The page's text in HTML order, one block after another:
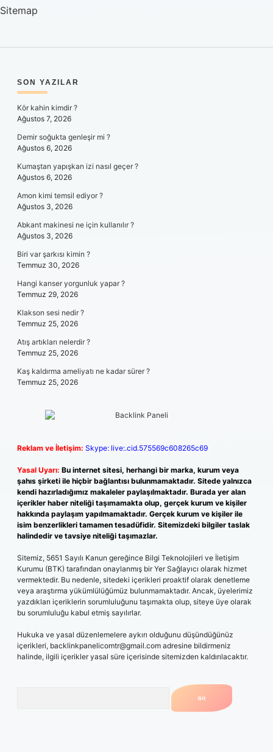
Sitemap
SIDEBAR
SON YAZILAR
Kör kahin kimdir ?
Ağustos 7, 2026
Demir soğukta genleşir mi ?
Ağustos 6, 2026
Kumaştan yapışkan izi nasıl geçer ?
Ağustos 6, 2026
Amon kimi temsil ediyor ?
Ağustos 3, 2026
Abkant makinesi ne için kullanılır ?
Ağustos 3, 2026
Biri var şarkısı kimin ?
Temmuz 30, 2026
Hangi kanser yorgunluk yapar ?
Temmuz 29, 2026
Klakson sesi nedir ?
Temmuz 25, 2026
Atış artıkları nelerdir ?
Temmuz 25, 2026
Kaş kaldırma ameliyatı ne kadar sürer ?
Temmuz 25, 2026
Reklam ve İletişim: Skype: live:.cid.575569c608265c69
Yasal Uyarı: Bu internet sitesi, herhangi bir marka, kurum veya
şahıs şirketi ile hiçbir bağlantısı bulunmamaktadır. Sitede yalnızca
kendi hazırladığımız makaleler paylaşılmaktadır. Burada yer alan
içerikler haber niteliği taşımamakta olup, gerçek kurum ve kişiler
hakkında paylaşım yapılmamaktadır. Gerçek kurum ve kişiler ile
isim benzerlikleri tamamen tesadüfidir. Sitemizdeki bilgiler taslak
halindedir ve tavsiye niteliği taşımazlar.
Sitemiz, 5651 Sayılı Kanun gereğince Bilgi Teknolojileri ve İletişim
Kurumu (BTK) tarafından onaylanmış bir Yer Sağlayıcı olarak hizmet
vermektedir. Bu nedenle, sitedeki içerikleri proaktif olarak denetleme
veya araştırma yükümlülüğümüz bulunmamaktadır. Ancak, üyelerimiz
yazdıkları içeriklerin sorumluluğunu taşımakta olup, siteye üye olarak
bu sorumluluğu kabul etmiş sayılırlar.
Hukuka ve yasal düzenlemelere aykırı olduğunu düşündüğünüz
içerikleri, backlinkpanelicomtr@gmail.com adresine bildirmeniz
halinde, ilgili içerikler yasal süre içerisinde sitemizden kaldırılacaktır.